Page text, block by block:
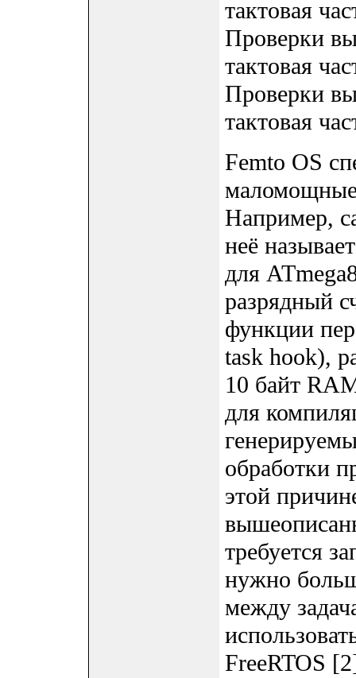
тактовая
Проверки
тактовая
Проверки
тактовая
Femto OS
Например,
неё
для
разрядный
функции
task hook),
10 байт
для
обработки
этой
требуется
нужно
между
FreeRTOS